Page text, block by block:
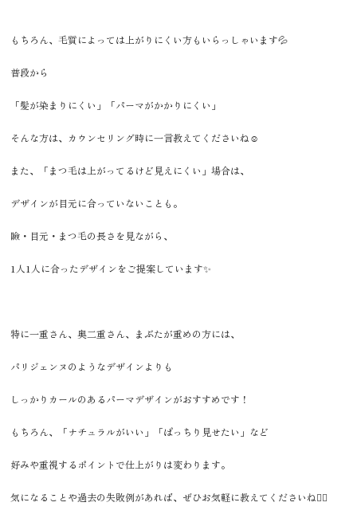
もちろん、毛質によっては上がりにくい方もいらっしゃいます💦
普段から
「髪が染まりにくい」「パーマがかかりにくい」
そんな方は、カウンセリング時に一言教えてくださいね☺️
また、「まつ毛は上がってるけど見えにくい」場合は、
デザインが目元に合っていないことも。
瞼・目元・まつ毛の長さを見ながら、
1人1人に合ったデザインをご提案しています✨
特に一重さん、奥二重さん、まぶたが重めの方には、
パリジェンヌのようなデザインよりも
しっかりカールのあるパーマデザインがおすすめです！
もちろん、「ナチュラルがいい」「ぱっちり見せたい」など
好みや重視するポイントで仕上がりは変わります。
気になることや過去の失敗例があれば、ぜひお気軽に教えてくださいね🙂‍↕️